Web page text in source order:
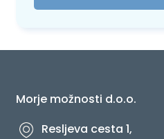
Morje možnosti d.o.o.
Resljeva cesta 1,